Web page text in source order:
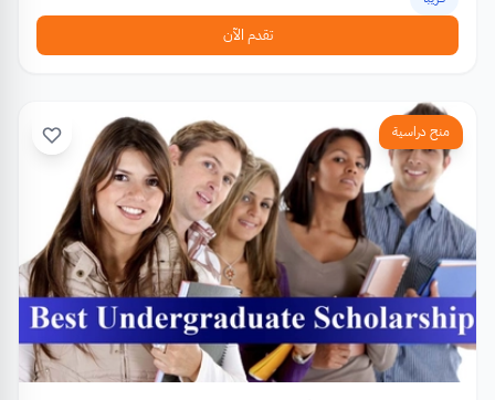
تقدم الآن
منح دراسية